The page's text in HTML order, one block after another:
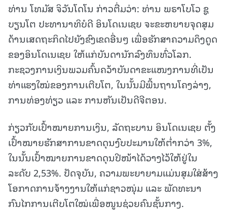
ທ່ານ ໂທມັສ ຈິວັນໂດໂນ ກ່າວຕື່ມວ່າ: ທ່ານ ພຣາໂບໂວ ຊູ
ບຽນໂຕ ປະທານາທິບໍດີ ອິນໂດເນເຊຍ ຈະຂະຫຍາຍຈຸດສຸມ
ດ້ານເສດຖະກິດໄປຍັງຂົງເຂດອື່ນໆ ເພື່ອຮັກສາຄວາມດຶງດູດ
ຂອງອິນໂດເນເຊຍ ໃຫ້ແກ່ບັນດານັກລົງທຶນທົ່ວໂລກ.
ກະຊວງການເງິນພວມຄົ້ນຄວ້າບັນດາຂະແໜງການທີ່ເປັນ
ທ່າແຮງໃໝ່ຂອງການເຕີບໂຕ, ໃນນັ້ນມີພື້ນຖານໂຄງລ່າງ,
ການທ່ອງທ່ຽວ ແລະ ການຫັນເປັນດີຈີຕອນ.
ກ່ຽວກັບເປົ້າໝາຍການເງິນ, ລັດຖະບານ ອິນໂດເນເຊຍ ຕັ້ງ
ເປົ້າໝາຍຮັກສາການຂາດດຸນງົບປະມານໃຫ້ຕ່ຳກວ່າ 3%,
ໃນນັ້ນເປົ້າໝາຍການຂາດດຸນປີໜ້າໄດ້ວາງໄວ້ໃຫ້ຢູ່ໃນ
ລະດັບ 2,53%. ປັດຈຸບັນ, ຄວາມພະຍາຍາມແມ່ນສຸມໃສ່ສ້າງ
ໂອກາດການຈ້າງງານໃຫ້ແກ່ຊາວໜຸ່ມ ແລະ ພັດທະນາ
ກົນໄກການເຕີບໂຕໃໝ່ເພື່ອໜູນຊ່ວຍຄົນຊັ້ນກາງ.